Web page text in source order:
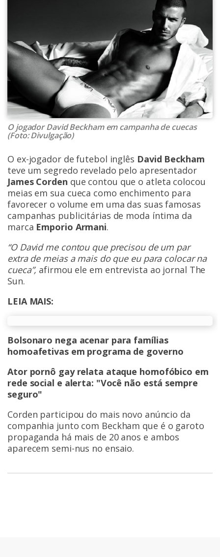
O jogador David Beckham em campanha de cuecas
(Foto: Divulgação)
O ex-jogador de futebol inglês David Beckham
teve um segredo revelado pelo apresentador
James Corden que contou que o atleta colocou
meias em sua cueca como enchimento para
favorecer o volume em uma das suas famosas
campanhas publicitárias de moda íntima da
marca Emporio Armani.
“O David me contou que precisou de um par
extra de meias a mais do que eu para colocar na
cueca”, afirmou ele em entrevista ao jornal The
Sun.
LEIA MAIS:
Bolsonaro nega acenar para famílias
homoafetivas em programa de governo
Ator pornô gay relata ataque homofóbico em
rede social e alerta: "Você não está sempre
seguro"
Corden participou do mais novo anúncio da
companhia junto com Beckham que é o garoto
propaganda há mais de 20 anos e ambos
aparecem semi-nus no ensaio.